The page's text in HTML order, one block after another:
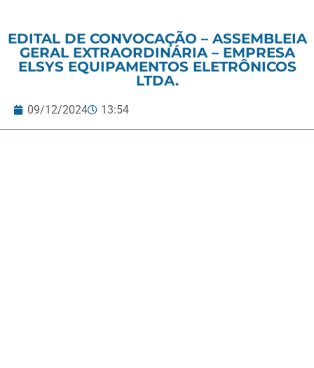
EDITAL DE CONVOCAÇÃO – ASSEMBLEIA
GERAL EXTRAORDINÁRIA – EMPRESA
ELSYS EQUIPAMENTOS ELETRÔNICOS
LTDA.
09/12/2024 13:54